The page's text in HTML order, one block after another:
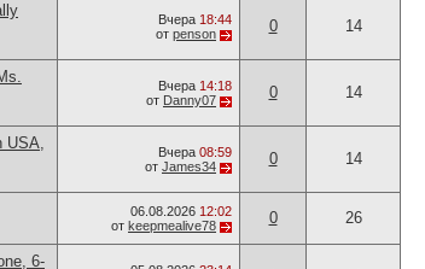
Вчера 18:44
от penson 0 14
Вчера 14:18
от Danny07 0 14
USA,
Вчера 08:59
от James34 0 14
06.08.2026 12:02
от keepmealive78 0 26
6-